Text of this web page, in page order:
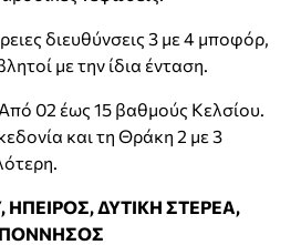
διευθύνσεις 3 με 4 μποφόρ,
με την ίδια ένταση.
02 έως 15 βαθμούς Κελσίου.
και τη Θράκη 2 με 3
ΗΠΕΙΡΟΣ, ΔΥΤΙΚΗ ΣΤΕΡΕΑ,